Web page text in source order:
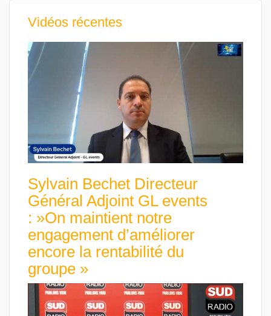
Vidéos récentes
Sylvain Bechet Directeur
Général Adjoint GL events
: »On maintient notre
engagement d’améliorer
encore la rentabilité du
groupe »